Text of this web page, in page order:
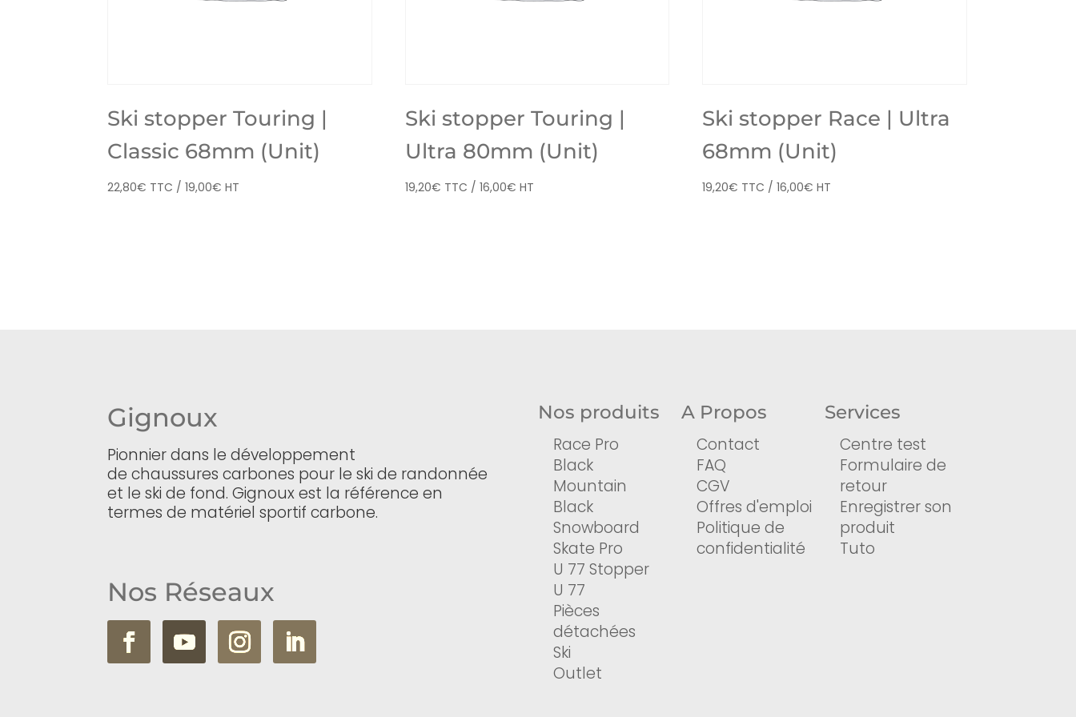
Ski stopper Touring |
Classic 68mm (Unit)
22,80€ TTC /19,00€ HT
Ski stopper Touring |
Ultra 80mm (Unit)
19,20€ TTC / 16,00€ HT
Ski stopper Race | Ultra
68mm (Unit)
19,20€ TTC /16,00€ HT
Gignoux
Pionnier dans le développement
de chaussures carbones pour le ski de randonnée
et le ski de fond. Gignoux est la référence en
termes de matériel sportif carbone.
Nos Réseaux
Nos produits
Race Pro
Black
Mountain
Black
Snowboard
Skate Pro
U 77 Stopper
U 77
Pièces
détachées
Ski
Outlet
A Propos
Contact
FAQ
CGV
Offres d'emploi
Politique de
confidentialité
Services
Centre test
Formulaire de
retour
Enregistrer son
produit
Tuto